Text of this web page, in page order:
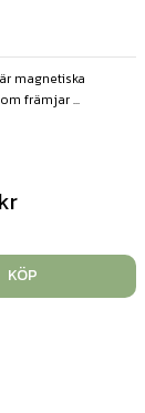
magnetiska
främjar ...
kr
KÖP